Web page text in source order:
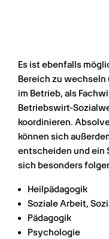
Es ist ebenfalls
Bereich zu
im Betrieb, als
Betriebswirt-
koordinieren.
können sich
entscheiden und ein
sich besonders
Heilpädagogik
Soziale Arbeit,
Pädagogik
Psychologie